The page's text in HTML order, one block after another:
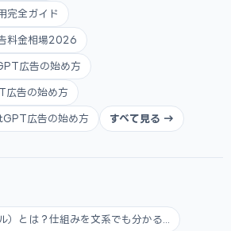
完全ガイド
料金相場2026
広告の始め方
告の始め方
広告の始め方 すべて見る →
）とは？仕組みを文系でも分かる...